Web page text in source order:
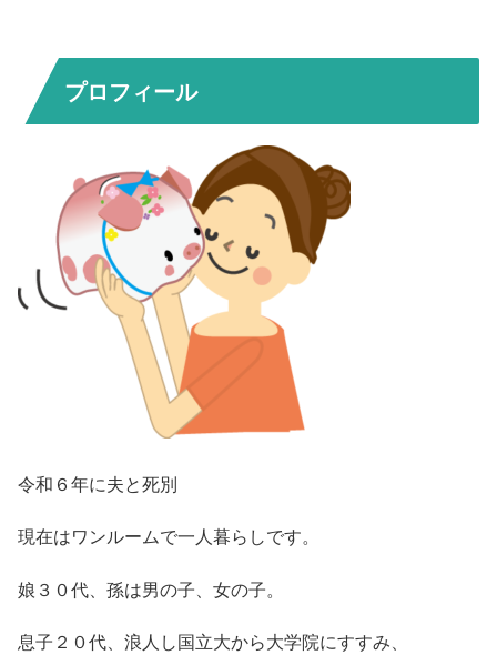
プロフィール
令和６年に夫と死別
現在はワンルームで一人暮らしです。
娘３０代、孫は男の子、女の子。
息子２０代、浪人し国立大から大学院にすすみ、